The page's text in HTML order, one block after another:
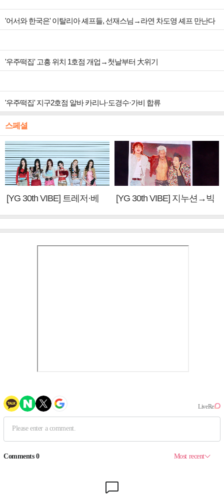
'어서와 한국은' 이탈리아 셰프들, 선재스님→라연 차도영 셰프 만난다
'우주떡집' 고흥 위치 1호점 개업→첫날부터 大위기
'우주떡집' 지구2호점 알바 카리나·도경수·가비 합류
스페셜
[YG 30th VIBE] 트레저·베
[YG 30th VIBE] 지누션→빅